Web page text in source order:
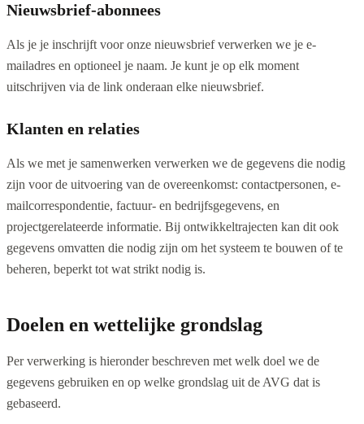
Nieuwsbrief-abonnees
Als je je inschrijft voor onze nieuwsbrief verwerken we je e-
mailadres en optioneel je naam. Je kunt je op elk moment
uitschrijven via de link onderaan elke nieuwsbrief.
Klanten en relaties
Als we met je samenwerken verwerken we de gegevens die nodig
zijn voor de uitvoering van de overeenkomst: contactpersonen, e-
mailcorrespondentie, factuur- en bedrijfsgegevens, en
projectgerelateerde informatie. Bij ontwikkeltrajecten kan dit ook
gegevens omvatten die nodig zijn om het systeem te bouwen of te
beheren, beperkt tot wat strikt nodig is.
Doelen en wettelijke grondslag
Per verwerking is hieronder beschreven met welk doel we de
gegevens gebruiken en op welke grondslag uit de AVG dat is
gebaseerd.